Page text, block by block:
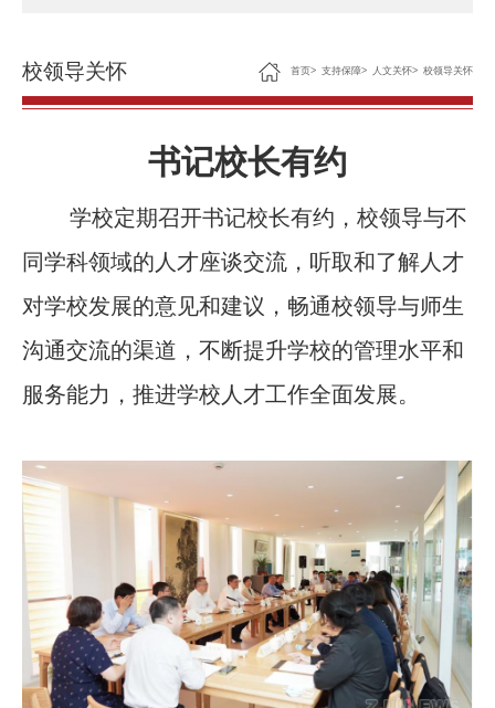
校领导关怀 首页> 支持保障> 人文关怀> 校领导关怀
书记校长有约
学校定期召开书记校长有约，校领导与不
同学科领域的人才座谈交流，听取和了解人才
对学校发展的意见和建议，畅通校领导与师生
沟通交流的渠道，不断提升学校的管理水平和
服务能力，推进学校人才工作全面发展。